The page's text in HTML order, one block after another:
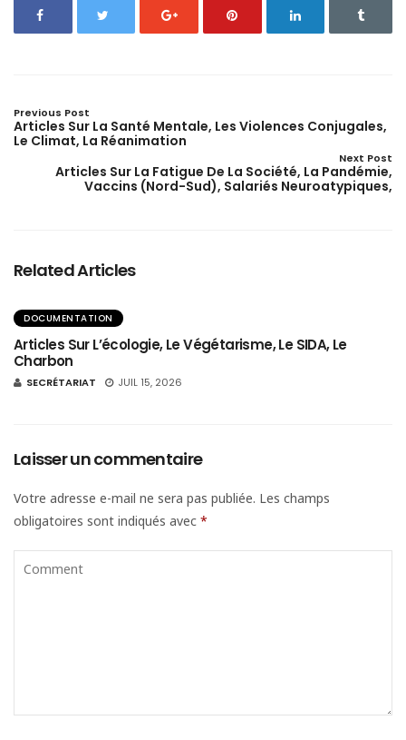
Previous Post
Articles Sur La Santé Mentale, Les Violences Conjugales,
Le Climat, La Réanimation
Next Post
Articles Sur La Fatigue De La Société, La Pandémie,
Vaccins (Nord-Sud), Salariés Neuroatypiques,
Related Articles
DOCUMENTATION
Articles Sur L’écologie, Le Végétarisme, Le SIDA, Le
Charbon
SECRÉTARIAT JUIL 15, 2026
Laisser un commentaire
Votre adresse e-mail ne sera pas publiée. Les champs
obligatoires sont indiqués avec *